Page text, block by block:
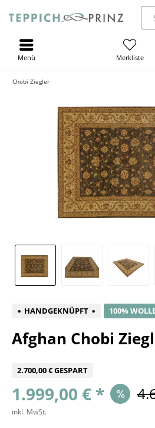
Merkliste
Menü
Chobi Ziegler
HANDGEKNÜPFT 100%
Afghan Chobi
2.700,00 € GESPART
1.999,00 € *
inkl. MwSt.